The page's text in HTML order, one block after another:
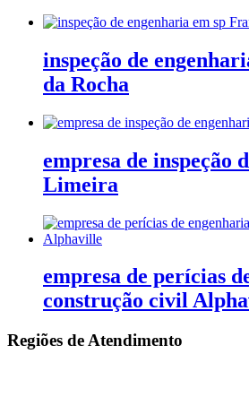
inspeção de
da Rocha
empresa de inspeção
Limeira
empresa de perícias
construção civil
Regiões de Atendimento